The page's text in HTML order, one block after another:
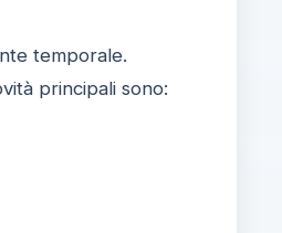
temporale.
principali sono: